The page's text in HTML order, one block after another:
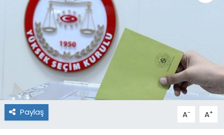
Paylaş A- A+